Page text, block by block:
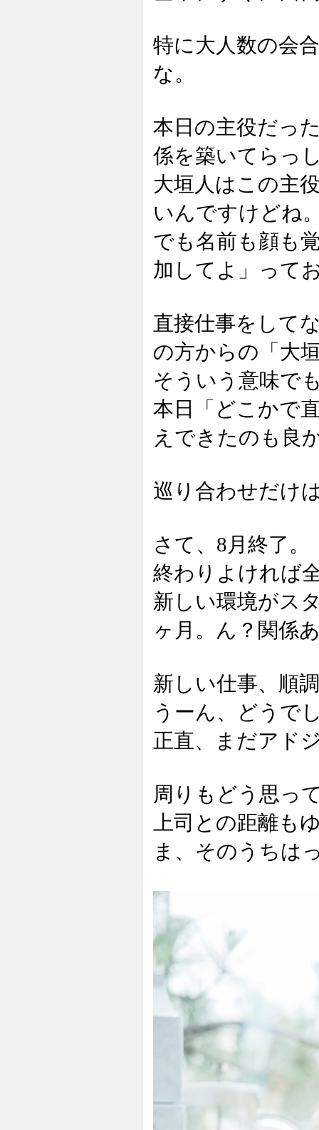
特に大人数の会
な。
本日の主役だっ
係を築いてらっ
大垣人はこの主
いんですけどね
でも名前も顔も
加してよ」って
直接仕事をして
の方からの「大
そういう意味で
本日「どこかで
えできたのも良
巡り合わせだけ
さて、8月終了。
終わりよければ
新しい環境がス
ヶ月。ん？関係
新しい仕事、順
うーん、どうで
正直、まだアド
周りもどう思っ
上司との距離も
ま、そのうちは